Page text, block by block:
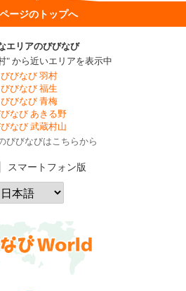
ージのトップへ
エリアのびびなび
" から近いエリアを表示中
びびなび 羽村
びびなび 福生
びびなび 青梅
なび あきる野
なび 武蔵村山
びびなびはこちらから
スマートフォン版